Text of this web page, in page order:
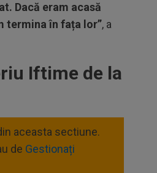
Dacă eram acasă
termina în fața lor”, a
Iftime de la
aceasta sectiune.
de Gestionați